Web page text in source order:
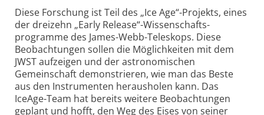
Diese Forschung ist Teil des „Ice Age“-Projekts, eines
der dreizehn „Early Release“-Wissenschafts­
programme des James-Webb-Teleskops. Diese
Beobachtungen sollen die Möglichkeiten mit dem
JWST aufzeigen und der astro­nomischen
Gemeinschaft demonstrieren, wie man das Beste
aus den Instrumenten herausholen kann. Das
IceAge-Team hat bereits weitere Beobach­tungen
geplant und hofft, den Weg des Eises von seiner